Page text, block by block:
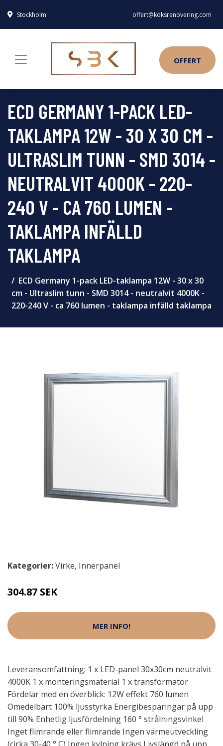
Stockholm offert@köksrenovering.com
OFFERT
ECD GERMANY 1-PACK LED-
TAKLAMPA 12W - 30 X 30 CM -
ULTRASLIM TUNN - SMD 3014 -
NEUTRALVIT 4000K - 220-
240 V - CA 760 LUMEN -
TAKLAMPA INFÄLLD
TAKLAMPA
ECD Germany 1-pack LED-taklampa 12W - 30 x 30
cm - Ultraslim tunn - SMD 3014 - neutralvit 4000K -
220-240 V - ca 760 lumen - taklampa infälld taklampa
Kategorier:Virke, Innerpanel
304.87 SEK
MER INFO!
Leveransomfattning: 1 x LED-panel 30x30cm neutralvit
4000K 1 x monteringsmaterial 1 x transformator
Fördelar med en överblick: 12W effekt 760 lumen
Omedelbart 100% ljusstyrka Energibesparingar på upp
till 90% Enhetlig ljusfördelning 160 ° strålningsvinkel
Inget flimrande eller flimrande Ingen värmeutveckling